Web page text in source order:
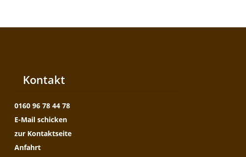
Kontakt
0160 96 78 44 78
E-Mail schicken
zur Kontaktseite
Anfahrt